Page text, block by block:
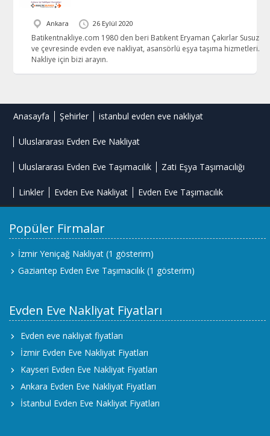
Ankara 26 Eylül 2020
Batikentnakliye.com 1980 den beri Batıkent Eryaman Çakırlar Susuz
ve çevresinde evden eve nakliyat, asansörlü eşya taşıma hizmetleri.
Nakliye için bizi arayın.
Anasayfa Şehirler istanbul evden eve nakliyat
Uluslararası Evden Eve Nakliyat
Uluslararası Evden Eve Taşımacılık Zati Eşya Taşımacılığı
Linkler Evden Eve Nakliyat Evden Eve Taşımacılık
Popüler Firmalar
İzmir Yeniçağ Nakliyat (1 gösterim)
Gaziantep Evden Eve Taşımacılık (1 gösterim)
Evden Eve Nakliyat Fiyatları
Evden eve nakliyat fiyatları
İzmir Evden Eve Nakliyat Fiyatları
Kayseri Evden Eve Nakliyat Fiyatları
Ankara Evden Eve Nakliyat Fiyatları
İstanbul Evden Eve Nakliyat Fiyatları